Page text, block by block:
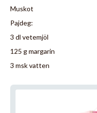
Muskot
Pajdeg:
3 dl vetemjöl
125 g margarin
3 msk vatten